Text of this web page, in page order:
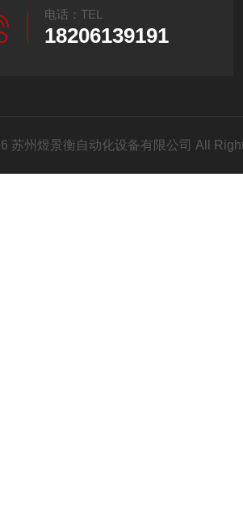
电话：TEL
18206139191
苏州煜景衡自动化设备有限公司 All